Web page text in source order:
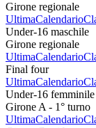
Girone regionale
UltimaCalendario
Under-16 maschile
Girone regionale
UltimaCalendario
Final four
UltimaCalendario
Under-16 femminile
Girone A - 1° turno
UltimaCalendario